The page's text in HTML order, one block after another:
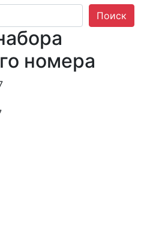
Поиск
номера